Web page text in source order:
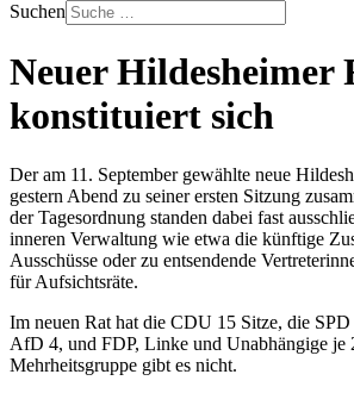
Suchen
Neuer Hildesheimer
konstituiert sich
Der am 11. September gewählte neue
gestern Abend zu seiner ersten Sitzung
der Tagesordnung standen dabei fast
inneren Verwaltung wie etwa die künftige
Ausschüsse oder zu entsendende
für Aufsichtsräte.
Im neuen Rat hat die CDU 15 Sitze, die
AfD 4, und FDP, Linke und Unabhängige je
Mehrheitsgruppe gibt es nicht.